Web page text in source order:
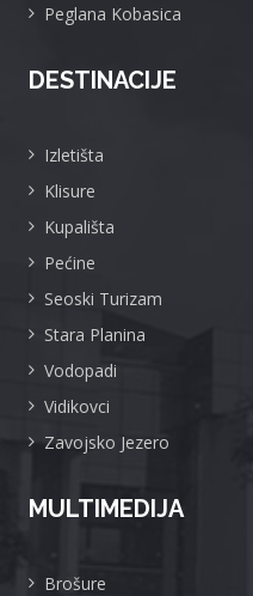
Peglana Kobasica
DESTINACIJE
Izletišta
Klisure
Kupališta
Pećine
Seoski Turizam
Stara Planina
Vodopadi
Vidikovci
Zavojsko Jezero
MULTIMEDIJA
Brošure